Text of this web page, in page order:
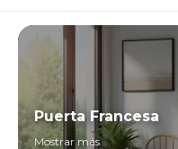
Puerta Francesa
Mostrar más